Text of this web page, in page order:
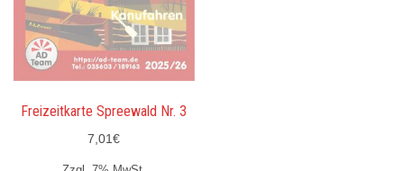
Freizeitkarte Spreewald Nr. 3
7,01€